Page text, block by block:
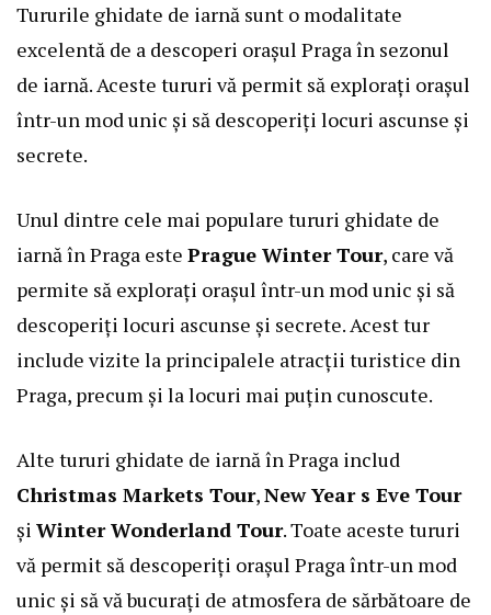
Tururile ghidate de iarnă sunt o modalitate
excelentă de a descoperi orașul Praga în sezonul
de iarnă. Aceste tururi vă permit să explorați orașul
într-un mod unic și să descoperiți locuri ascunse și
secrete.
Unul dintre cele mai populare tururi ghidate de
iarnă în Praga este Prague Winter Tour, care vă
permite să explorați orașul într-un mod unic și să
descoperiți locuri ascunse și secrete. Acest tur
include vizite la principalele atracții turistice din
Praga, precum și la locuri mai puțin cunoscute.
Alte tururi ghidate de iarnă în Praga includ
Christmas Markets Tour,New Year s Eve Tour
și Winter Wonderland Tour. Toate aceste tururi
vă permit să descoperiți orașul Praga într-un mod
unic și să vă bucurați de atmosfera de sărbătoare de